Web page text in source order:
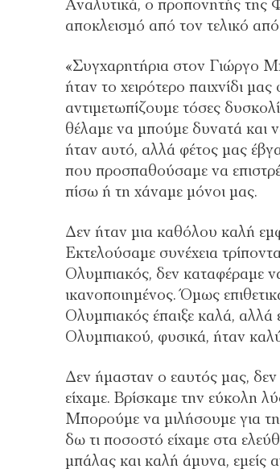
Αναλυτικά, ο προπονητής της
αποκλεισμό από τον τελικό
«Συγχαρητήρια στον Γιώργο
ήταν το χειρότερο παιχνίδι
αντιμετωπίζουμε τόσες
θέλαμε να μπούμε δυνατά και
ήταν αυτό, αλλά φέτος μας
που προσπαθούσαμε να
πίσω ή τη χάναμε μόνοι μας.
Δεν ήταν μια καθόλου καλή
Εκτελούσαμε συνέχεια
Ολυμπιακός, δεν καταφέραμε
ικανοποιημένος. Όμως
Ολυμπιακός έπαιξε καλά, αλλά
Ολυμπιακού, φυσικά, ήταν
Δεν ήμασταν ο εαυτός μας,
είχαμε. Βρίσκαμε την εύκολη
Μπορούμε να μιλήσουμε για
δω τι ποσοστό είχαμε στα
μπάλας και καλή άμυνα, εμείς